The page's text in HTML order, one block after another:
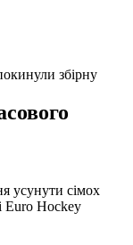
усунути сімох
Euro Hockey